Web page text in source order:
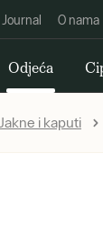
Journal O nama
Odjeća
Jakne i kaputi